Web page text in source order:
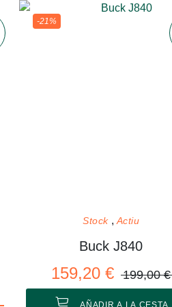
-21%
Stock Actiu
Buck J840
159,20 € 199,00 €
AÑADIR A LA CESTA